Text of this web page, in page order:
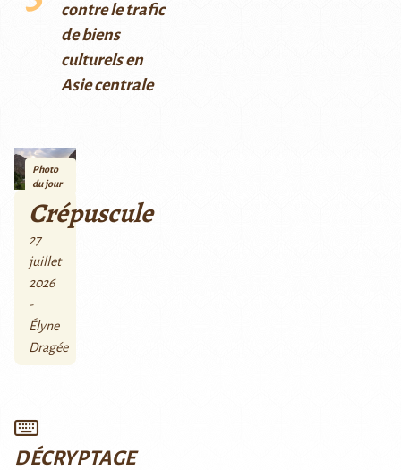
contre le trafic
de biens
culturels en
Asie centrale
Photo
du jour
Crépuscule
27
juillet
2026
-
Élyne
Dragée
DÉCRYPTAGE